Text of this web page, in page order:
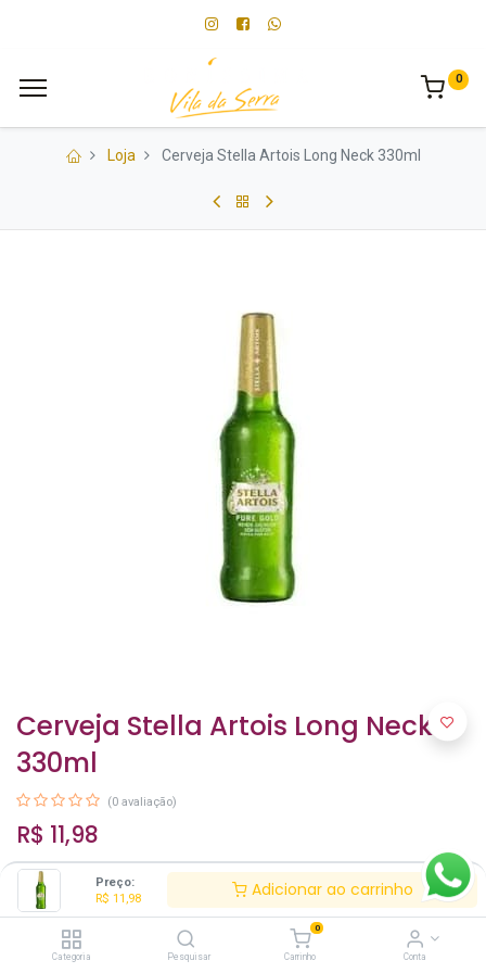
Preço:
R$ 11,98 Adicionar ao carrinho
Categoria Pesquisar
0
Carrinho Conta
0
Loja Cerveja Stella Artois Long Neck 330ml
Cerveja Stella Artois Long Neck
330ml
(0 avaliação)
R$ 11,98